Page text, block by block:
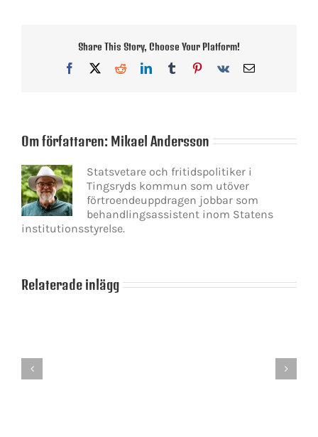
Share This Story, Choose Your Platform!
Facebook
X RedditLinkedInTumblrPinterest
Vk
E-
Om författaren: Mikael Andersson
Statsvetare och fritidspolitiker i
Tingsryds kommun som utöver
förtroendeuppdragen jobbar som
behandlingsassistent inom Statens
institutionsstyrelse.
Relaterade inlägg